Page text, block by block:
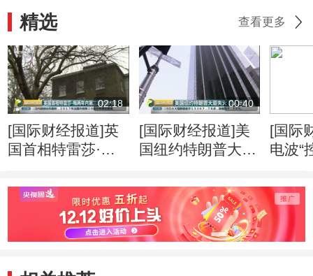
精选 查看更多
02:18
[国际财经报道]英
国首相特雷莎·梅
内阁
00:40
[国际财经报道]美
国纽约特朗普大厦
[国际
电波“